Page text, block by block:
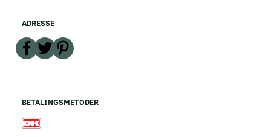
ADRESSE
BETALINGSMETODER